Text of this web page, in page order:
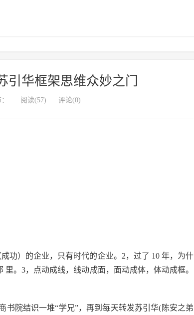
华框架思维众妙之门
阅读(57) 评论(0)
功）的企业，只有时代的企业。2，过了 10 年，为什
。3，点动成线，线动成面，面动成体，体动成框。
院结识一堆“学兄”，再到每天转发苏引华(陈安之弟